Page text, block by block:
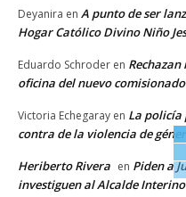
Deyanira en A punto de ser
Hogar Católico Divino Niño
Eduardo Schroder en
oficina del nuevo
Victoria Echegaray en La policía
contra de la violencia de
Heriberto Rivera en Piden a
investiguen al Alcalde Interino